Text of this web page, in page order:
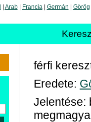
Arab| Francia| Germán Görög
férfi
Eredete:
Jelentése: